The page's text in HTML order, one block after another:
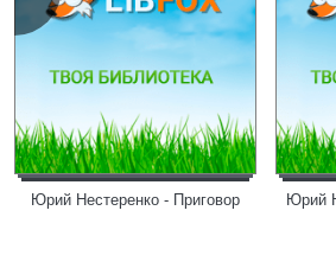
Юрий Нестеренко - Приговор Юрий